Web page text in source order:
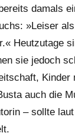
damals
»Leiser
Heutzutage
sie jedoch
Kinder
auch die
– sollte